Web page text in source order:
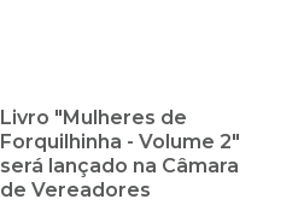
Livro "Mulheres de
Forquilhinha - Volume 2"
será lançado na Câmara
de Vereadores